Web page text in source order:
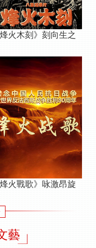
烽火木刻》刻向生之
烽火戰歌》咏激昂旋
藝